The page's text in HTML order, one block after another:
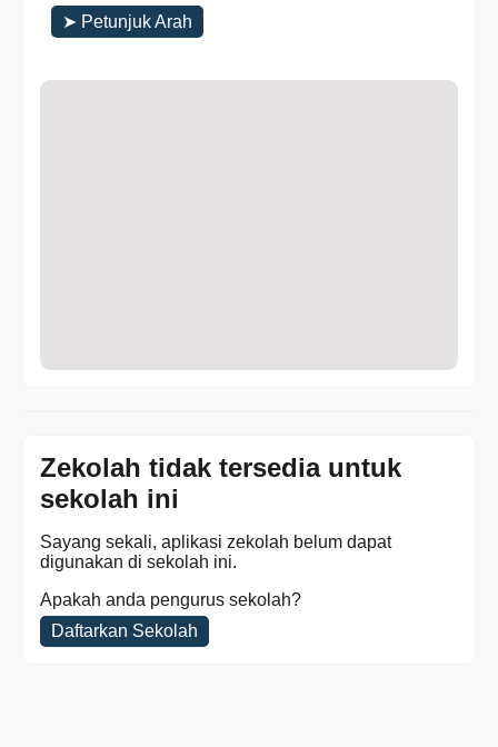
➤ Petunjuk Arah
Zekolah tidak tersedia untuk
sekolah ini
Sayang sekali, aplikasi zekolah belum dapat
digunakan di sekolah ini.
Apakah anda pengurus sekolah?
Daftarkan Sekolah